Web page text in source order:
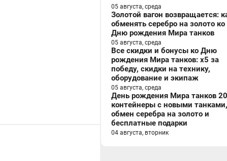
05 августа, среда
Золотой вагон возвращается:
обменять серебро на золото ко
Дню рождения Мира танков
05 августа, среда
Все скидки и бонусы ко Дню
рождения Мира танков: x5 за
победу, скидки на технику,
оборудование и экипаж
05 августа, среда
День рождения Мира танков
контейнеры с новыми танками,
обмен серебра на золото и
бесплатные подарки
04 августа, вторник